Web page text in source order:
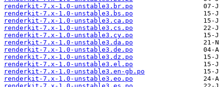
renderkit-7.x-1.0-unstable3.br.po
renderkit-7.x-1.0-unstable3.bs.po
renderkit-7.x-1.0-unstable3.ca.po
renderkit-7.x-1.0-unstable3.cs.po
renderkit-7.x-1.0-unstable3.cy.po
renderkit-7.x-1.0-unstable3.da.po
renderkit-7.x-1.0-unstable3.de.po
renderkit-7.x-1.0-unstable3.dz.po
renderkit-7.x-1.0-unstable3.el.po
renderkit-7.x-1.0-unstable3.en-gb.po
renderkit-7.x-1.0-unstable3.eo.po